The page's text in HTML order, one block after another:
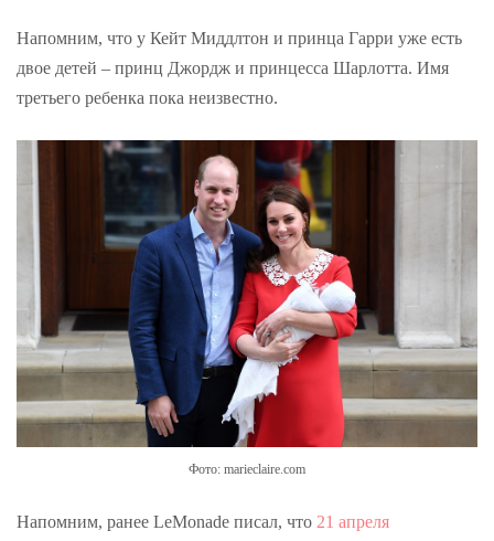
Напомним, что у Кейт Миддлтон и принца Гарри уже есть
двое детей – принц Джордж и принцесса Шарлотта. Имя
третьего ребенка пока неизвестно.
Фото: marieclaire.com
Напомним, ранее LeMonade писал, что 21 апреля